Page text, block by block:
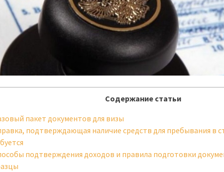
Содержание статьи
пакет документов для визы
подтверждающая наличие средств для пребывания в
подтверждения доходов и правила подготовки